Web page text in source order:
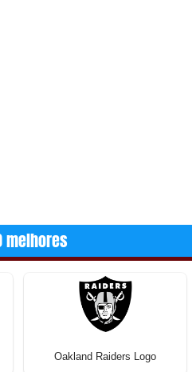
melhores
Oakland Raiders Logo